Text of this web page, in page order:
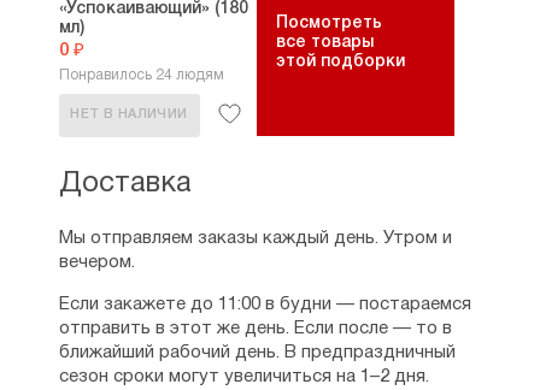
«Успокаивающий» (180
мл)
0 ₽
Понравилось 24 людям
НЕТ В НАЛИЧИИ
Посмотреть
все товары
этой подборки
Доставка
Мы отправляем заказы каждый день. Утром и
вечером.
Если закажете до 11:00 в будни — постараемся
отправить в этот же день. Если после — то в
ближайший рабочий день. В предпраздничный
сезон сроки могут увеличиться на 1–2 дня.